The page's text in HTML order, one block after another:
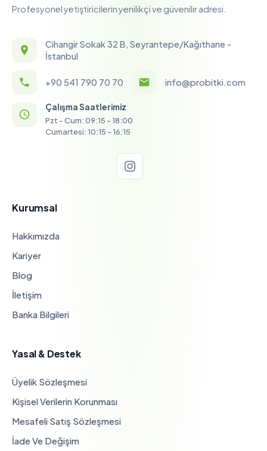
Profesyonel yetiştiricilerin yenilikçi ve güvenilir adresi.
Cihangir Sokak 32 B, Seyrantepe/Kağıthane -
İstanbul
+90 541 790 70 70 info@probitki.com
Çalışma Saatlerimiz
Pzt - Cum: 09:15 - 18:00
Cumartesi: 10:15 - 16:15
Kurumsal
Hakkımızda
Kariyer
Blog
İletişim
Banka Bilgileri
Yasal & Destek
Üyelik Sözleşmesi
Kişisel Verilerin Korunması
Mesafeli Satış Sözleşmesi
İade Ve Değişim